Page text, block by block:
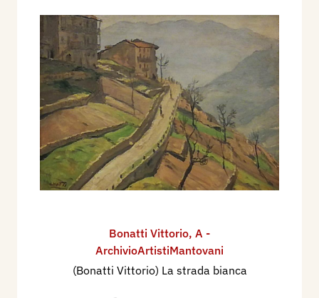
Bonatti Vittorio, A -
ArchivioArtistiMantovani
(Bonatti Vittorio) La strada bianca